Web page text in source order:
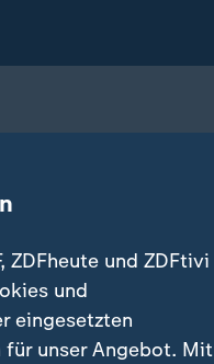
ZDFheute und ZDFtivi
und
eingesetzten
unser Angebot. Mit